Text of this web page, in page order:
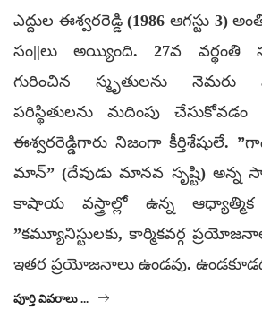
ఎద్దుల ఈశ్వరరెడ్డి (1986 ఆగస్టు 3)
సం||లు అయ్యింది. 27వ వర్థంతి
గురించిన స్మృతులను నెమరు
పరిస్థితులను మదింపు
ఈశ్వరరెడ్డిగారు నిజంగా కీర్తిశేషులే.
మాన్‌” (దేవుడు మానవ సృష్టి) అన్న
కాషాయ వస్త్రాల్లో ఉన్న
”కమ్యూనిస్టులకు, కార్మికవర్గ
ఇతర ప్రయోజనాలు ఉండవు.
పూర్తి వివరాలు ...